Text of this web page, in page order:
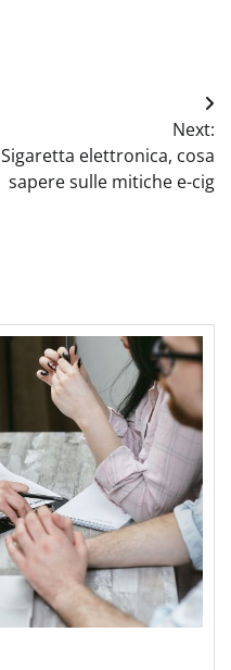
Next:
Sigaretta elettronica, cosa
sapere sulle mitiche e-cig